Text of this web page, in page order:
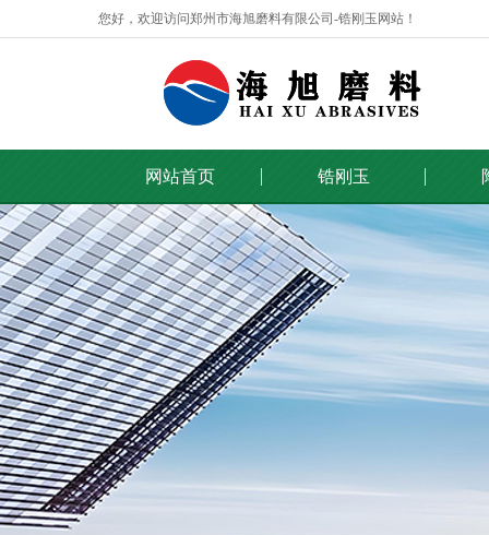
您好，欢迎访问郑州市海旭磨料有限公司-锆刚玉网站！
网站首页 锆刚玉